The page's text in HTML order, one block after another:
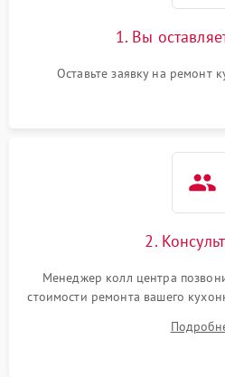
1. Вы
Оставьте заявку на ремонт
2.
Менеджер колл центра
стоимости ремонта вашего